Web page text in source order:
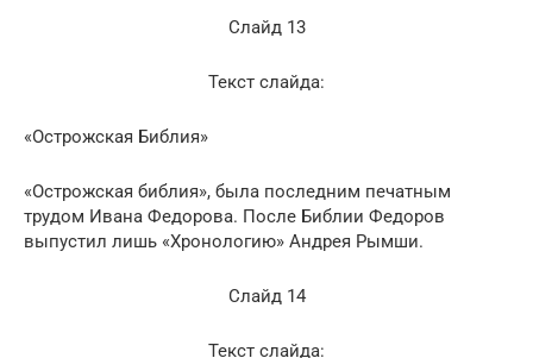
Слайд 13
Текст слайда:
«Острожская Библия»
«Острожская библия», была последним печатным
трудом Ивана Федорова. После Библии Федоров
выпустил лишь «Хронологию» Андрея Рымши.
Слайд 14
Текст слайда: